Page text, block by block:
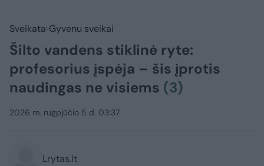
Sveikata Gyvenu sveikai
Šilto vandens stiklinė ryte:
profesorius įspėja – šis įprotis
naudingas ne visiems (3)
2026 m. rugpjūčio 5 d. 03:37
Lrytas.lt